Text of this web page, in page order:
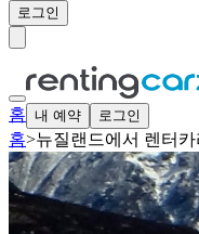
로그인
홈 내 예약 로그인
홈>뉴질랜드에서 렌터카